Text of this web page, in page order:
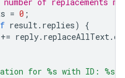
of replacements
= 0 ;
result. replies)
{
+= reply. replaceAllText.
for %s with ID: %s"